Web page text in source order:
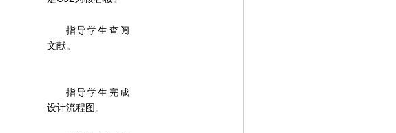
指导学生查阅
文献。
指导学生完成
设计流程图。